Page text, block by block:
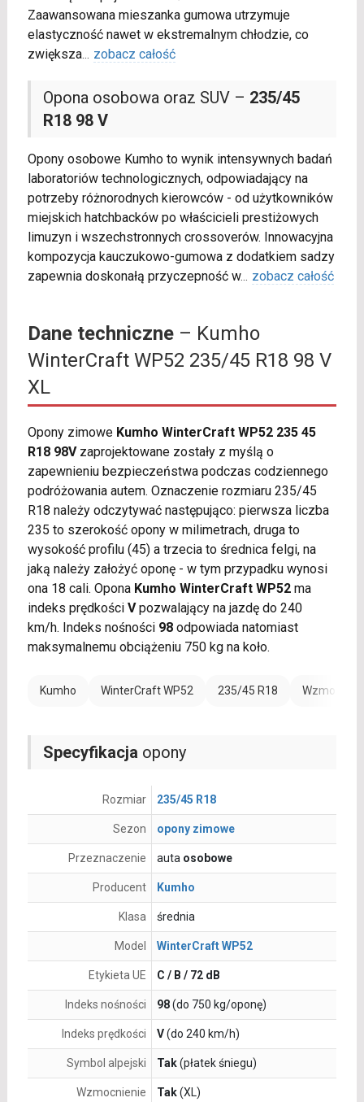
Zaawansowana mieszanka gumowa utrzymuje
elastyczność nawet w ekstremalnym chłodzie, co
zwiększa... zobacz całość
Opona osobowa oraz SUV – 235/45
R18 98 V
Opony osobowe Kumho to wynik intensywnych badań
laboratoriów technologicznych, odpowiadający na
potrzeby różnorodnych kierowców - od użytkowników
miejskich hatchbacków po właścicieli prestiżowych
limuzyn i wszechstronnych crossoverów. Innowacyjna
kompozycja kauczukowo-gumowa z dodatkiem sadzy
zapewnia doskonałą przyczepność w... zobacz całość
Dane techniczne– Kumho
WinterCraft WP52 235/45 R18 98 V
XL
Opony zimowe Kumho WinterCraft WP52 235 45
R18 98Vzaprojektowane zostały z myślą o
zapewnieniu bezpieczeństwa podczas codziennego
podróżowania autem. Oznaczenie rozmiaru 235/45
R18 należy odczytywać następująco: pierwsza liczba
235 to szerokość opony w milimetrach, druga to
wysokość profilu (45) a trzecia to średnica felgi, na
jaką należy założyć oponę - w tym przypadku wynosi
ona 18 cali. Opona Kumho WinterCraft WP52ma
indeks prędkości Vpozwalający na jazdę do 240
km/h. Indeks nośności 98odpowiada natomiast
maksymalnemu obciążeniu 750 kg na koło.
Kumho WinterCraft WP52 235/45 R18
Specyfikacja opony
Rozmiar 235/45 R18
Sezon opony zimowe
Przeznaczenie auta osobowe
Producent Kumho
Klasa średnia
Model WinterCraft WP52
Etykieta UE C / B / 72 dB
Indeks nośności 98(do 750 kg/oponę)
Indeks prędkości V(do 240 km/h)
Symbol alpejski Tak(płatek śniegu)
Wzmocnienie Tak(XL)